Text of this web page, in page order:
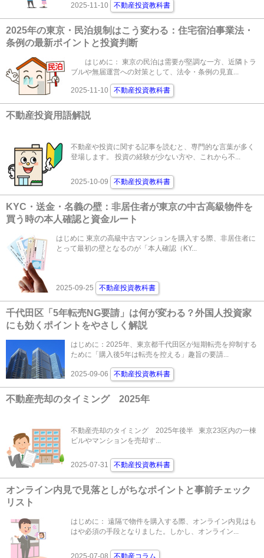
2025-11-10 不動産投資教科書
2025年の東京・民泊規制はこう変わる：住宅宿泊事業法・
条例の最新ポイントと投資判断
はじめに： 東京の民泊は需要が堅調な一方、近隣トラ
ブルや無届運営への対策として、法令・条例の見直...
2025-11-10 不動産投資教科書
不動産投資用語解説
不動産や投資に関する記事を読むと、専門的な言葉が多く
登場します。 投資の経験が少ない方や、これから不...
2025-10-09 不動産投資教科書
KYC・送金・名義の壁：非居住者が東京の中古高級物件を
買う時の本人確認と資金ルート
はじめに 東京の高級中古マンションを購入する際、非居住者に
とって最初の壁となるのが「本人確認（KY...
2025-09-25 不動産投資教科書
千代田区「5年転売NG要請」は何が変わる？外国人投資家
にも効くポイントをやさしく解説
はじめに：2025年、東京都千代田区が短期転売を抑制する
ために「購入後5年は転売を控える」趣旨の要請...
2025-09-06 不動産投資教科書
不動産売却のタイミング 2025年
不動産売却のタイミング 2025年後半 東京23区内の一棟
ビルやマンションを売却す...
2025-07-31 不動産投資教科書
オンライン内見で見落としがちなポイントと事前チェック
リスト
はじめに： 遠隔で物件を購入する際、オンライン内見はも
はや必須の手段となりました。しかし、オンライン...
2025-07-08 不動産コラム